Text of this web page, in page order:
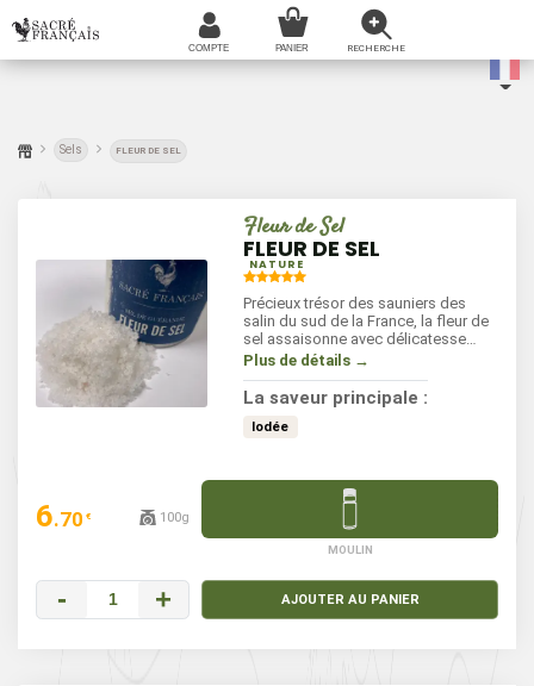
Sels FLEUR DE SEL
Fleur de Sel
FLEUR DE SEL
NATURE
Précieux trésor des sauniers des
salin du sud de la France, la fleur de
sel assaisonne avec délicatesse
toutes sortes de mets. Récoltée à la
et croquante à vos plats. Elle
sublime les viandes et les poissons
grillés, les légumes rotis ou encore
Plus de détails →
La saveur principale :
Iodée
6.70 € 100g
MOULIN
- + AJOUTER AU PANIER